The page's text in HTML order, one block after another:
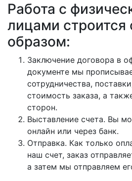
Работа с
лицами
образом:
Заключение договора в
документе мы
сотрудничества,
стоимость заказа, а
сторон.
Выставление счета. Вы
онлайн или через банк.
Отправка. Как только
наш счет, заказ
а затем мы отправляем